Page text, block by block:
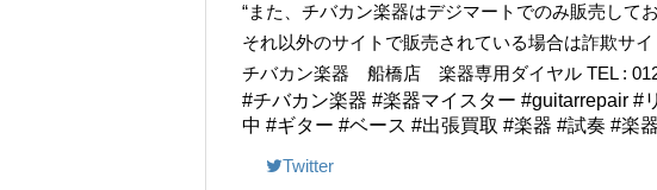
“また、チバカン楽器はデジマートでのみ販売して
それ以外のサイトで販売されている場合は詐欺サ
チバカン楽器 船橋店 楽器専用ダイヤル TEL :
#チバカン楽器 #楽器マイスター #guitarrepair #
中 #ギター #ベース #出張買取 #楽器 #試奏 #楽
Twitter